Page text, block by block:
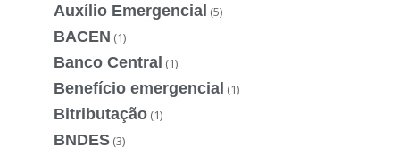
Auxílio Emergencial (5)
BACEN (1)
Banco Central (1)
Benefício emergencial (1)
Bitributação (1)
BNDES (3)